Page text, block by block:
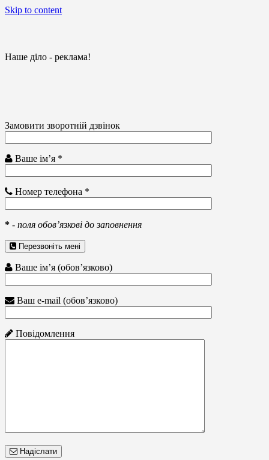
Skip to content
Наше діло - реклама!
Замовити зворотній дзвінок
Ваше ім’я *
Номер телефона *
* - поля обов’язкові до заповнення
Перезвоніть мені
Ваше ім’я (обов’язково)
Ваш e-mail (обов’язково)
Повідомлення
Надіслати